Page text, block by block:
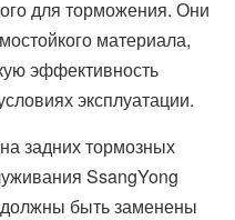
для торможения. Они
материала,
эффективность
эксплуатации.
задних тормозных
SsangYong
быть заменены